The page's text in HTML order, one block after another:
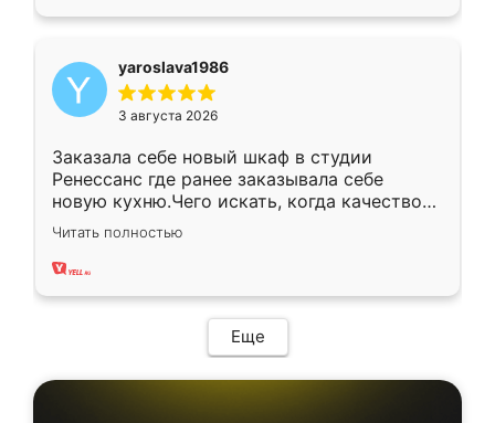
yaroslava1986
3 августа 2026
Заказала себе новый шкаф в студии
Ренессанс где ранее заказывала себе
новую кухню.Чего искать, когда качеством
вполне довольна. Служит кухня уже почти
два года, нареканий нет.
Читать полностью
Еще